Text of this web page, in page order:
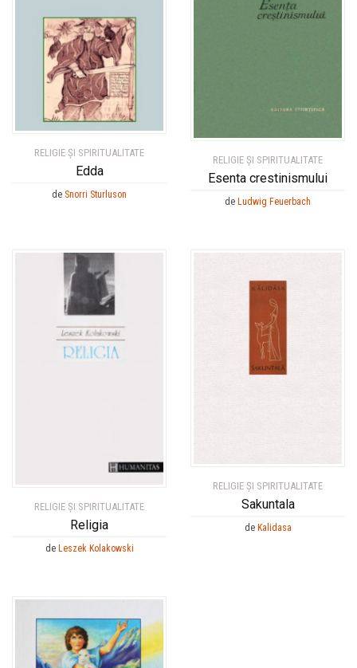
RELIGIE ȘI SPIRITUALITATE
Edda
de Snorri Sturluson
RELIGIE ȘI SPIRITUALITATE
Esenta crestinismului
de Ludwig Feuerbach
RELIGIE ȘI SPIRITUALITATE
Religia
de Leszek Kolakowski
RELIGIE ȘI SPIRITUALITATE
Sakuntala
de Kalidasa